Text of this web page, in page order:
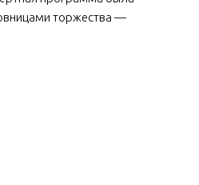
торжества —